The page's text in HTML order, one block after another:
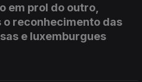
em prol do outro,
reconhecimento das
e luxemburgues